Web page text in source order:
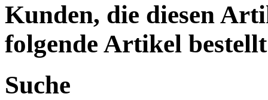
Kunden, die diesen
folgende Artikel
Suche